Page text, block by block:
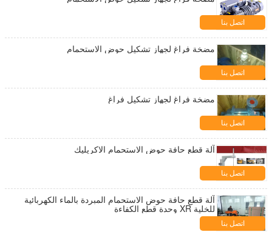
اتصل بنا
مضخة فراغ لجهاز تشكيل حوض الاستحمام
اتصل بنا
مضخة فراغ لجهاز تشكيل فراغ
اتصل بنا
آلة قطع حافة حوض الاستحمام الاكريليك
اتصل بنا
آلة قطع حافة حوض الاستحمام المبردة بالماء الكهربائية
للخلية XR وحدة قطع الكفاءة
اتصل بنا